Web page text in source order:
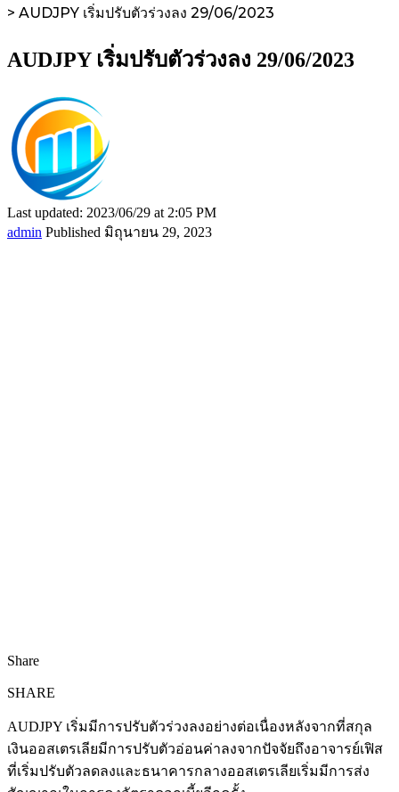
> AUDJPY เริ่มปรับตัวร่วงลง 29/06/2023
AUDJPY เริ่มปรับตัวร่วงลง 29/06/2023
Last updated: 2023/06/29 at 2:05 PM
admin Published มิถุนายน 29, 2023
Share
SHARE
AUDJPY เริ่มมีการปรับตัวร่วงลงอย่างต่อเนื่องหลังจากที่สกุล
เงินออสเตรเลียมีการปรับตัวอ่อนค่าลงจากปัจจัยถึงอาจารย์เฟิส
ที่เริ่มปรับตัวลดลงและธนาคารกลางออสเตรเลียเริ่มมีการส่ง